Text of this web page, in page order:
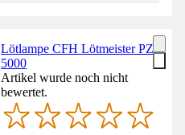
Lötlampe CFH Lötmeister PZ
5000
Artikel wurde noch nicht
bewertet.